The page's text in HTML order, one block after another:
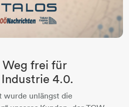
frei für
4.0.
wurde unlängst die